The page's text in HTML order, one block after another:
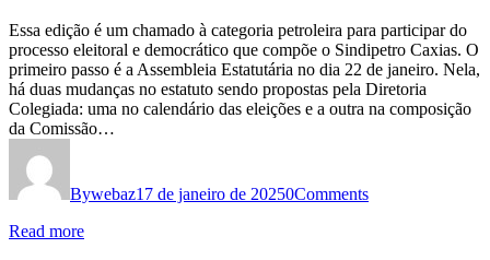
Essa edição é um chamado à categoria petroleira para participar do
processo eleitoral e democrático que compõe o Sindipetro Caxias. O
primeiro passo é a Assembleia Estatutária no dia 22 de janeiro. Nela,
há duas mudanças no estatuto sendo propostas pela Diretoria
Colegiada: uma no calendário das eleições e a outra na composição
da Comissão…
Bywebaz17 de janeiro de 20250Comments
Read more